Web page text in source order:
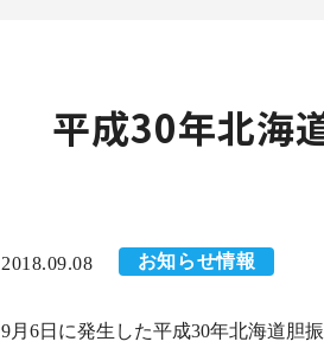
平成30年北海
2018.09.08 お知らせ情報
9月6日に発生した平成30年北海道胆